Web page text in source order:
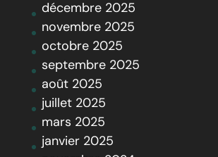
décembre 2025
novembre 2025
octobre 2025
septembre 2025
août 2025
juillet 2025
mars 2025
janvier 2025